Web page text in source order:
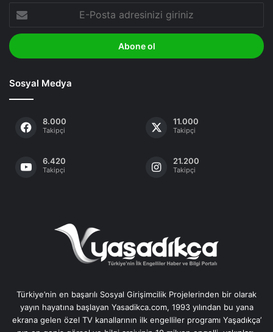
Posta
adresinizi
giriniz
Sosyal Medya
8.000
Takipçi
11.000
Takipçi
6.420
Takipçi
21.200
Takipçi
Türkiye’nin en başarılı Sosyal Girişimcilik Projelerinden bir olarak
yayın hayatına başlayan Yasadikca.com, 1993 yılından bu yana
ekrana gelen özel TV kanallarının ilk engelliler programı Yaşadıkça’